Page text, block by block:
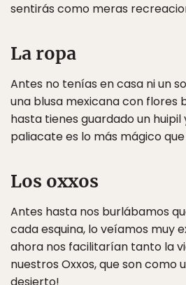
sentirás como meras
La ropa
Antes no tenías en casa ni un
una blusa mexicana con flores
hasta tienes guardado un huipil
paliacate es lo más mágico
Los oxxos
Antes hasta nos burlábamos
cada esquina, lo veíamos muy
ahora nos facilitarían tanto la
nuestros Oxxos, que son como